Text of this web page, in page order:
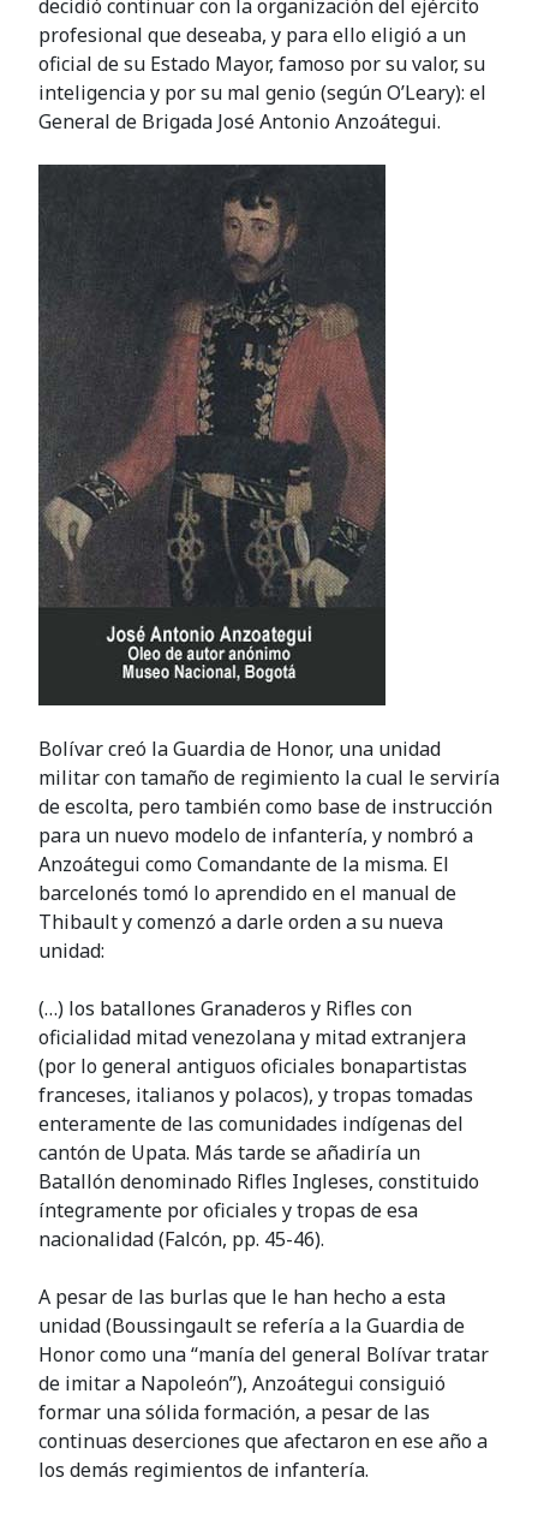
decidió continuar con la organización del ejército
profesional que deseaba, y para ello eligió a un
oficial de su Estado Mayor, famoso por su valor, su
inteligencia y por su mal genio (según O’Leary): el
General de Brigada José Antonio Anzoátegui.
Bolívar creó la Guardia de Honor, una unidad
militar con tamaño de regimiento la cual le serviría
de escolta, pero también como base de instrucción
para un nuevo modelo de infantería, y nombró a
Anzoátegui como Comandante de la misma. El
barcelonés tomó lo aprendido en el manual de
Thibault y comenzó a darle orden a su nueva
unidad:
(…) los batallones Granaderos y Rifles con
oficialidad mitad venezolana y mitad extranjera
(por lo general antiguos oficiales bonapartistas
franceses, italianos y polacos), y tropas tomadas
enteramente de las comunidades indígenas del
cantón de Upata. Más tarde se añadiría un
Batallón denominado Rifles Ingleses, constituido
íntegramente por oficiales y tropas de esa
nacionalidad (Falcón, pp. 45-46).
A pesar de las burlas que le han hecho a esta
unidad (Boussingault se refería a la Guardia de
Honor como una “manía del general Bolívar tratar
de imitar a Napoleón”), Anzoátegui consiguió
formar una sólida formación, a pesar de las
continuas deserciones que afectaron en ese año a
los demás regimientos de infantería.